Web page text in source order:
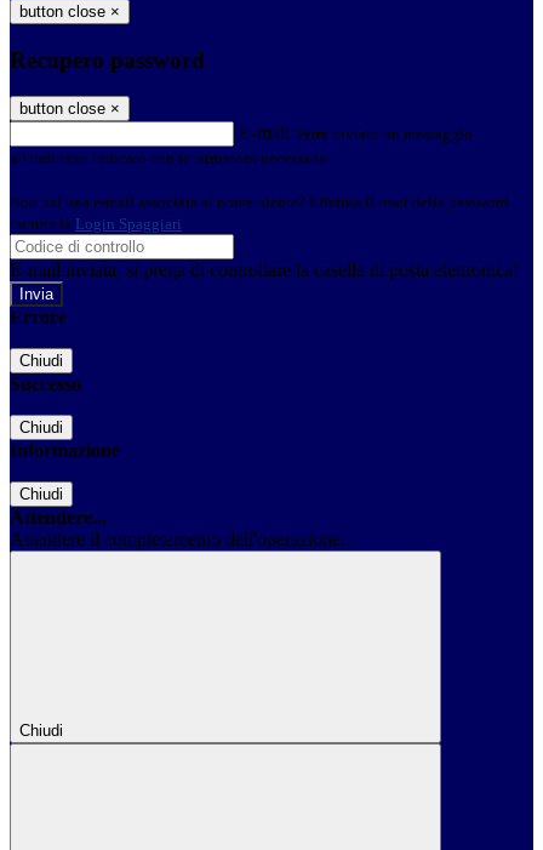
button close ×
Recupero password
button close ×
E-mail Verrà inviato un messaggio
all'indirizzo indicato con le istruzioni necessarie.
Non hai una e-mail associata al nome utente? Effettua il reset della password
tramite la Login Spaggiari
E-mail inviata, si prega di controllare la casella di posta elettronica!
Errore
Chiudi
Successo
Chiudi
Informazione
Chiudi
Attendere...
Attendere il completamento dell'operazione...
Chiudi